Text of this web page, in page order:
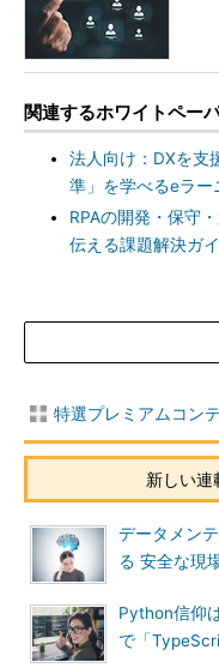
関連するホワイトペーパ
法人向け：DXを支
準」を学べるeラー
RPAの開発・保守
伝える課題解決ガ
特選プレミアムコン
新しい連
データメン
る 安全な現
Python信仰
で「